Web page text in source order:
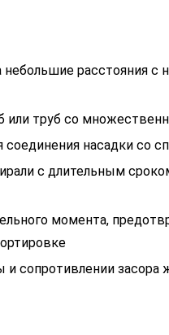
расстояния с
или труб со
соединения насадки со
с длительным
момента,
сопротивлении засора